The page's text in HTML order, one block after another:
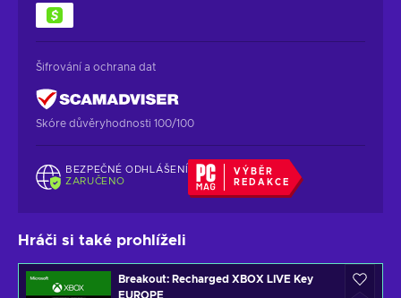
Šifrování a ochrana dat
Skóre důvěryhodnosti 100/100
BEZPEČNÉ ODHLÁŠENÍ
ZARUČENO
VÝBĚR
REDAKCE
Hráči si také prohlíželi
Breakout: Recharged XBOX LIVE Key
EUROPE